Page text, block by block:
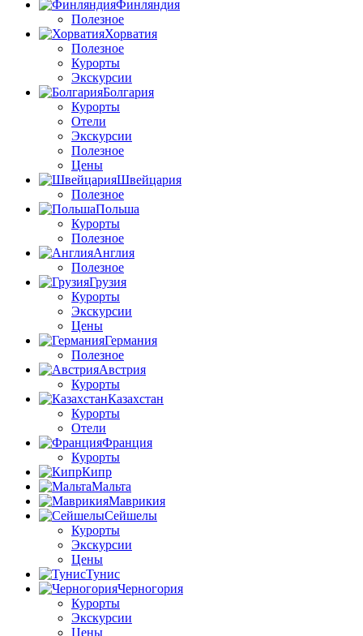
Финляндия
Полезное
Хорватия
Полезное
Курорты
Экскурсии
Болгария
Курорты
Отели
Экскурсии
Полезное
Цены
Швейцария
Полезное
Польша
Курорты
Полезное
Англия
Полезное
Грузия
Курорты
Экскурсии
Цены
Германия
Полезное
Австрия
Курорты
Казахстан
Курорты
Отели
Франция
Курорты
Кипр
Мальта
Маврикия
Сейшелы
Курорты
Экскурсии
Цены
Тунис
Черногория
Курорты
Экскурсии
Цены